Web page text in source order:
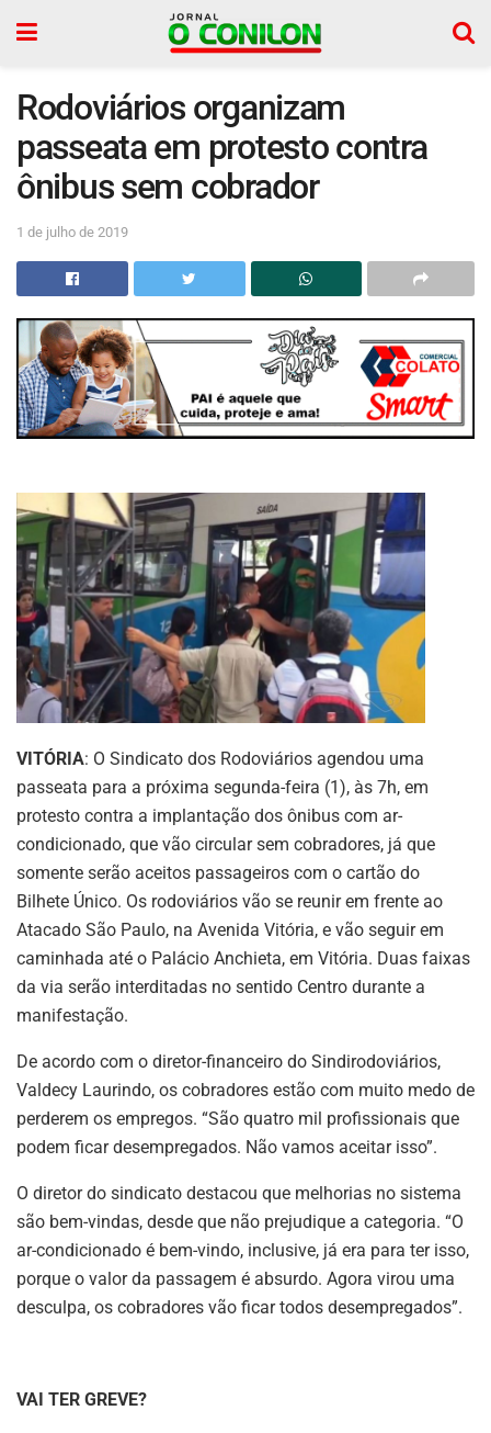
Rodoviários organizam
passeata em protesto contra
ônibus sem cobrador
1 de julho de 2019
VITÓRIA: O Sindicato dos Rodoviários agendou uma
passeata para a próxima segunda-feira (1), às 7h, em
protesto contra a implantação dos ônibus com ar-
condicionado, que vão circular sem cobradores, já que
somente serão aceitos passageiros com o cartão do
Bilhete Único. Os rodoviários vão se reunir em frente ao
Atacado São Paulo, na Avenida Vitória, e vão seguir em
caminhada até o Palácio Anchieta, em Vitória. Duas faixas
da via serão interditadas no sentido Centro durante a
manifestação.
De acordo com o diretor-financeiro do Sindirodoviários,
Valdecy Laurindo, os cobradores estão com muito medo de
perderem os empregos. “São quatro mil profissionais que
podem ficar desempregados. Não vamos aceitar isso”.
O diretor do sindicato destacou que melhorias no sistema
são bem-vindas, desde que não prejudique a categoria. “O
ar-condicionado é bem-vindo, inclusive, já era para ter isso,
porque o valor da passagem é absurdo. Agora virou uma
desculpa, os cobradores vão ficar todos desempregados”.
VAI TER GREVE?